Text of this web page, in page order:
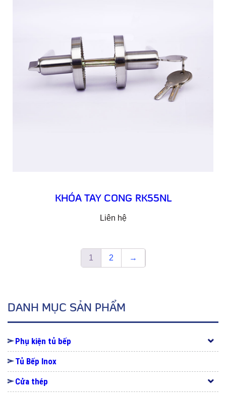
DANH MỤC SẢN PHẨM
Phụ kiện tủ bếp
Tủ Bếp Inox
Cửa thép
KHÓA TAY CONG RK55NL
Liên hệ
1 2 →